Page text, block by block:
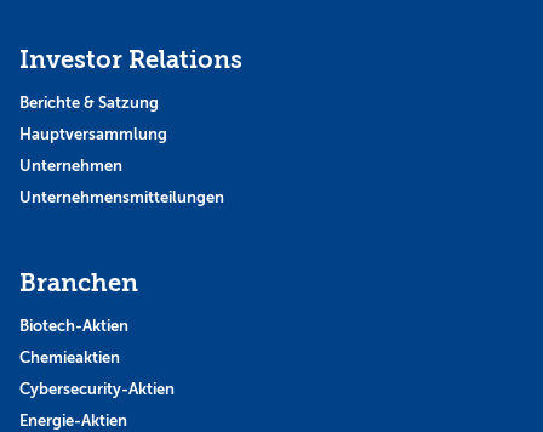
Investor Relations
Berichte & Satzung
Hauptversammlung
Unternehmen
Unternehmensmitteilungen
Branchen
Biotech-Aktien
Chemieaktien
Cybersecurity-Aktien
Energie-Aktien